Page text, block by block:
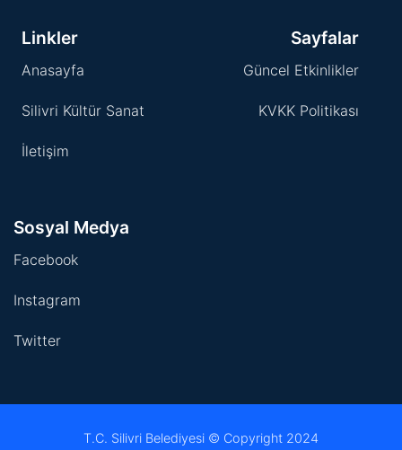
Linkler
Anasayfa
Silivri Kültür Sanat
İletişim
Sayfalar
Güncel Etkinlikler
KVKK Politikası
Sosyal Medya
Facebook
Instagram
Twitter
T.C. Silivri Belediyesi © Copyright 2024